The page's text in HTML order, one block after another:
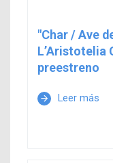
"Char / Ave
L’Aristotelia
preestreno
arrow_forward Leer más